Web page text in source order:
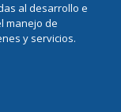
al desarrollo e
manejo de
y servicios.